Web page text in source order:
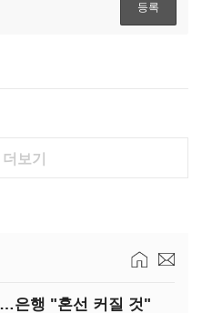
보기
은행 "혼선 커질 것"